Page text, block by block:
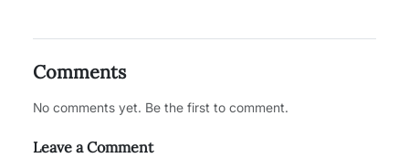
Comments
No comments yet. Be the first to comment.
Leave a Comment